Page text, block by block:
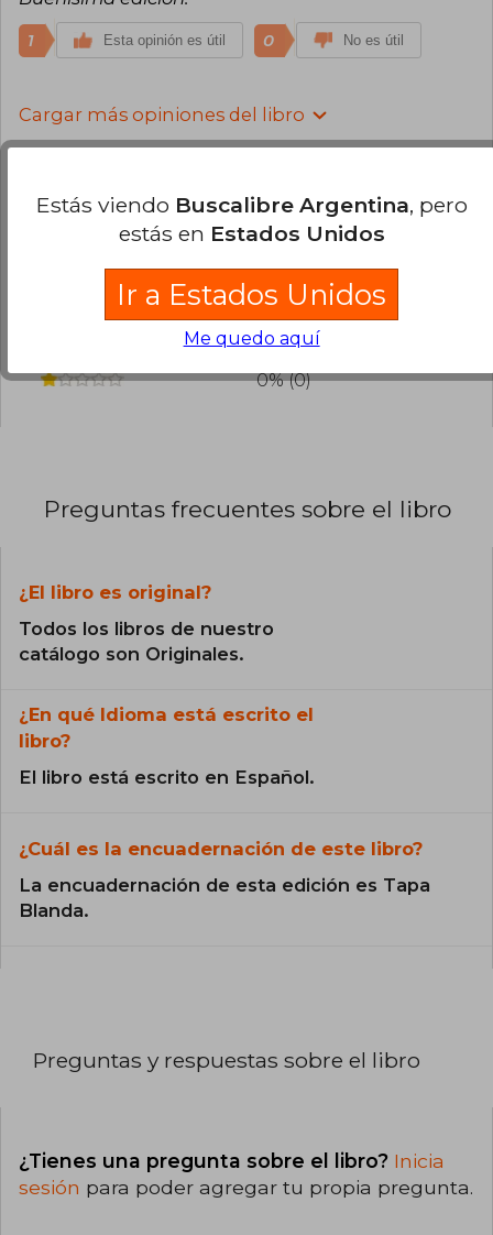
1 Esta opinión es útil 0 No es útil
Cargar más opiniones del libro
100% (7)
0% (0)
0% (0)
0% (0)
0% (0)
Preguntas frecuentes sobre el libro
¿El libro es original?
Todos los libros de nuestro
catálogo son Originales.
¿En qué Idioma está escrito el
libro?
El libro está escrito en Español.
¿Cuál es la encuadernación de este libro?
La encuadernación de esta edición es Tapa
Blanda.
Preguntas y respuestas sobre el libro
¿Tienes una pregunta sobre el libro? Inicia
sesión para poder agregar tu propia pregunta.
Estás viendo Buscalibre Argentina, pero
estás en Estados Unidos
Ir a Estados Unidos
Me quedo aquí